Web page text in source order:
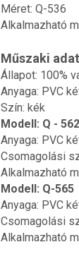
Méret: Q-536
Alkalmazható
Műszaki
Állapot: 100%
Anyaga: PVC
Szín: kék
Modell: Q - 562
Anyaga: PVC
Csomagolási
Alkalmazható
Modell: Q-565
Anyaga: PVC
Csomagolási
Alkalmazható